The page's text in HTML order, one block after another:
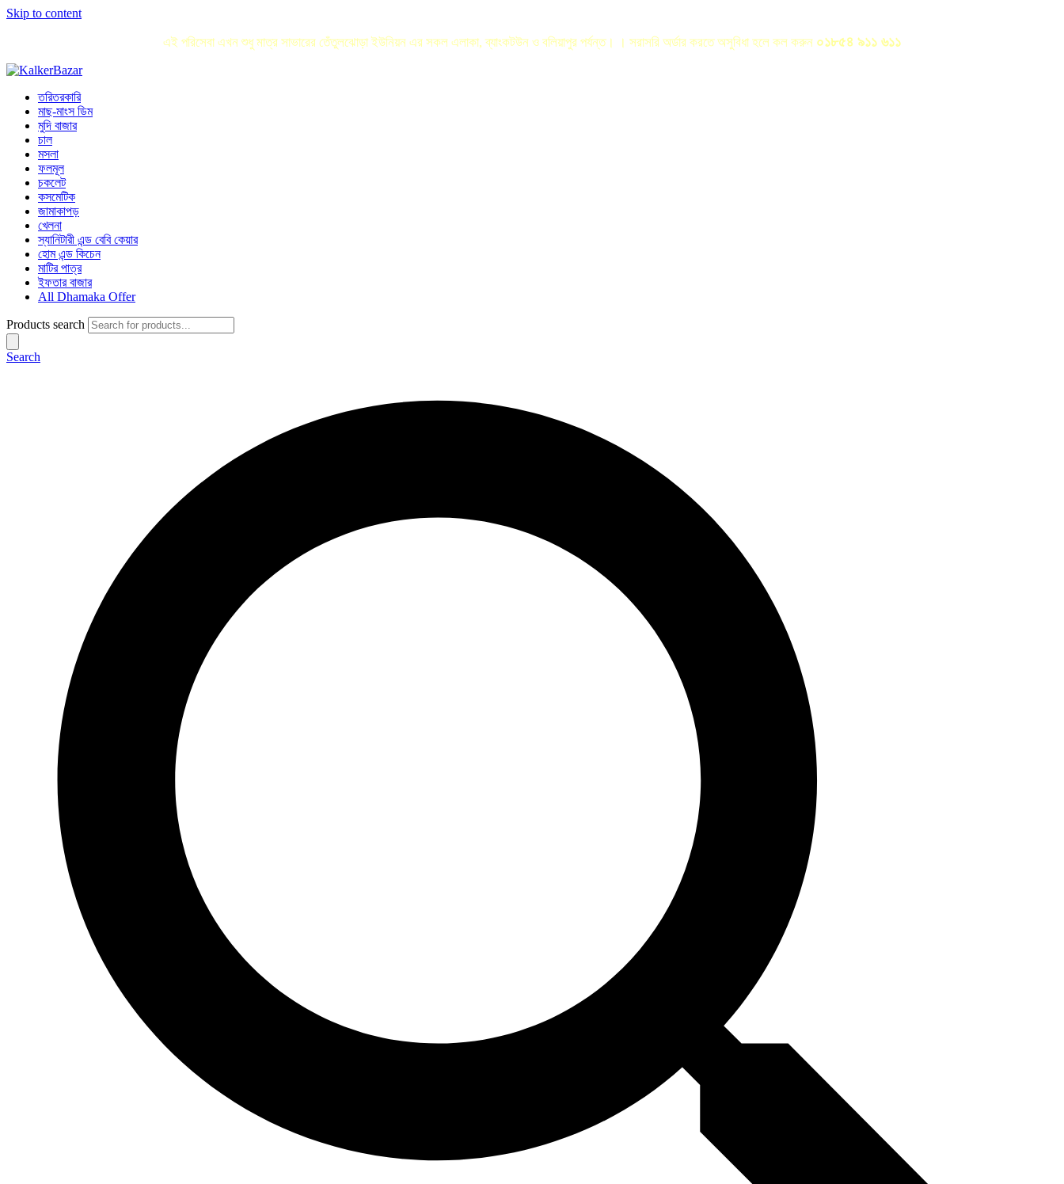
Skip to content
এই পরিসেবা এখন শুধু মাত্র সাভারের তেঁতুলঝোড়া ইউনিয়ন এর সকল এলাকা, ব্যাংকটউন ও বলিয়াপুর পর্যন্ত। । সরাসরি অর্ডার করতে অসুবিধা হলে কল করুন ০১৮৫৪ ৯১১ ৬১১
তরিতরকারি
মাছ-মাংস ডিম
মুদি বাজার
চাল
মসলা
ফলমূল
চকলেট
কসমেটিক
জামাকাপড়
খেলনা
স্যানিটারী এন্ড বেবি কেয়ার
হোম এন্ড কিচেন
মাটির পাত্র
ইফতার বাজার
All Dhamaka Offer
Products search
Search